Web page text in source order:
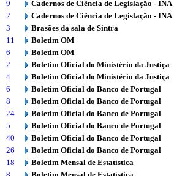
9
Cadernos de Ciência de Legislação - INA
2
Cadernos de Ciência de Legislação - INA
3
Brasões da sala de Sintra
11
Boletim OM
6
Boletim OM
2
Boletim Oficial do Ministério da Justiça
4
Boletim Oficial do Ministério da Justiça
6
Boletim Oficial do Banco de Portugal
8
Boletim Oficial do Banco de Portugal
24
Boletim Oficial do Banco de Portugal
5
Boletim Oficial do Banco de Portugal
40
Boletim Oficial do Banco de Portugal
26
Boletim Oficial do Banco de Portugal
18
Boletim Mensal de Estatística